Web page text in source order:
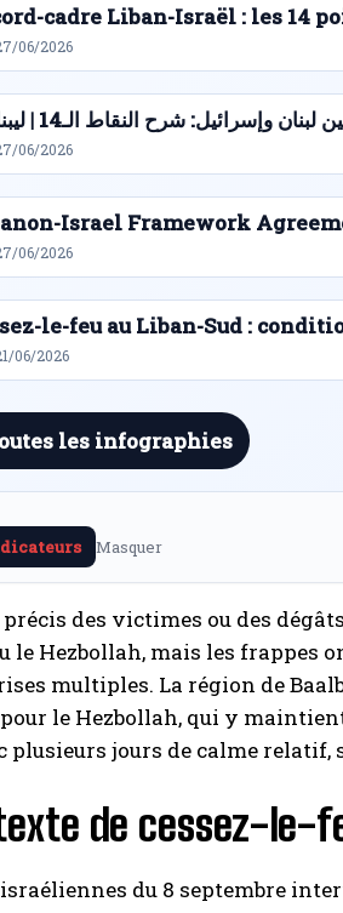
cadre Liban-Israël : les 14
06/2026
وإسرائيل: شرح النقاط الـ14 | ليبنانيوز
06/2026
Israel Framework
06/2026
le-feu au Liban-Sud :
06/2026
les infographies
Masquer
des victimes ou des
le Hezbollah, mais les frappes
multiples. La région de
le Hezbollah, qui y
plusieurs jours de calme
de cessez-le-
du 8 septembre